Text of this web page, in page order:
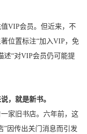
VIP会员。但近来，不
位置标注“加入VIP，免
述“对VIP会员仍可能提
，就是新书。
家旧书店。六年前，这
”因传出关门消息而引发